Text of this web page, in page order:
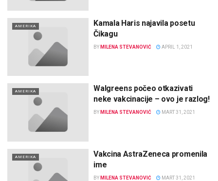
AMERIKA
Kamala Haris najavila posetu
Čikagu
BY MILENA STEVANOVIĆ APRIL 1, 2021
AMERIKA
Walgreens počeo otkazivati
neke vakcinacije – ovo je razlog!
BY MILENA STEVANOVIĆ MART 31, 2021
AMERIKA
Vakcina AstraZeneca promenila
ime
BY MILENA STEVANOVIĆ MART 31, 2021